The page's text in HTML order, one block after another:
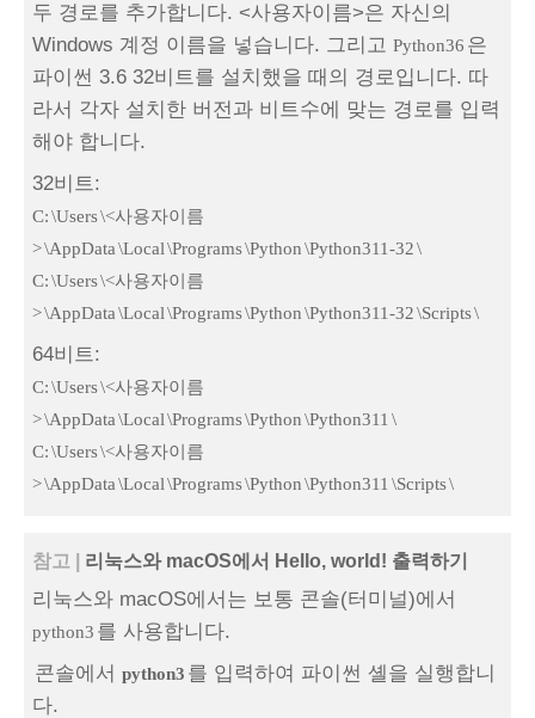
두 경로를 추가합니다. <사용자이름>은 자신의
Windows 계정 이름을 넣습니다. 그리고 Python36 은
파이썬 3.6 32비트를 설치했을 때의 경로입니다. 따
라서 각자 설치한 버전과 비트수에 맞는 경로를 입력
해야 합니다.
32비트:
C:\Users\<사용자이름
>\AppData\Local\Programs\Python\Python311-32\
C:\Users\<사용자이름
>\AppData\Local\Programs\Python\Python311-32\Scripts\
64비트:
C:\Users\<사용자이름
>\AppData\Local\Programs\Python\Python311 \
C:\Users\<사용자이름
>\AppData\Local\Programs\Python\Python311 \Scripts\
참고 | 리눅스와 macOS에서 Hello, world! 출력하기
리눅스와 macOS에서는 보통 콘솔(터미널)에서
python3 를 사용합니다.
콘솔에서 python3 를 입력하여 파이썬 셸을 실행합니
다.